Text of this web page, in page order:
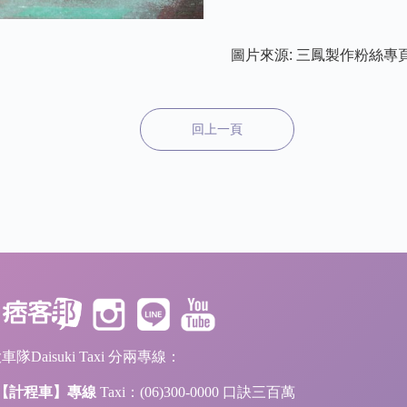
圖片來源: 三鳳製作粉絲專
回上一頁
隊Daisuki Taxi 分兩專線：
計程車】專線 Taxi：(06)300-0000 口訣三百萬